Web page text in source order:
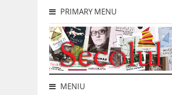
PRIMARY MENU
MENIU